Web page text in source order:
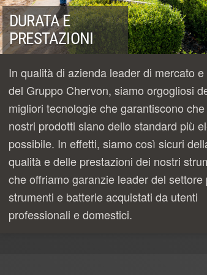
DURATA E
PRESTAZIONI
In qualità di azienda leader di mercato
del Gruppo Chervon, siamo orgogliosi
migliori tecnologie che garantiscono che
nostri prodotti siano dello standard più
possibile. In effetti, siamo così sicuri
qualità e delle prestazioni dei nostri
che offriamo garanzie leader del settore
strumenti e batterie acquistati da utenti
professionali e domestici.